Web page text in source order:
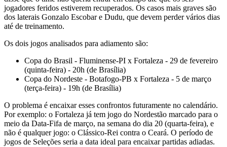
jogadores feridos estiverem recuperados. Os casos mais graves são
dos laterais Gonzalo Escobar e Dudu, que devem perder vários dias
até de treinamento.
Os dois jogos analisados para adiamento são:
Copa do Brasil - Fluminense-PI x Fortaleza - 29 de fevereiro
(quinta-feira) - 20h (de Brasília)
Copa do Nordeste - Botafogo-PB x Fortaleza - 5 de março
(terça-feira) - 19h (de Brasília)
O problema é encaixar esses confrontos futuramente no calendário.
Por exemplo: o Fortaleza já tem jogo do Nordestão marcado para o
meio da Data-Fifa de março, na semana do dia 20 (quarta-feira), e
não é qualquer jogo: o Clássico-Rei contra o Ceará. O período de
jogos de Seleções seria a data ideal para encaixar partidas adiadas.